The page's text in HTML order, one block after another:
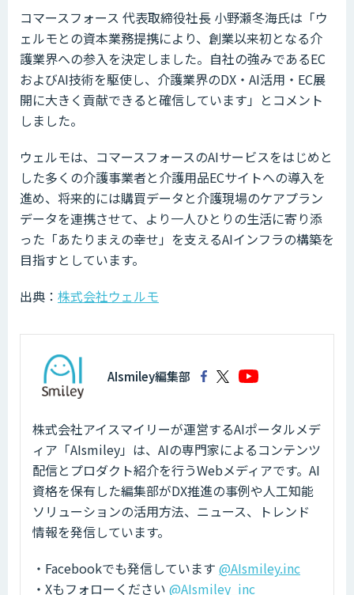
コマースフォース 代表取締役社長 小野瀬冬海氏は「ウ
ェルモとの資本業務提携により、創業以来初となる介
護業界への参入を決定しました。自社の強みであるEC
およびAI技術を駆使し、介護業界のDX・AI活用・EC展
開に大きく貢献できると確信しています」とコメント
しました。
ウェルモは、コマースフォースのAIサービスをはじめと
した多くの介護事業者と介護用品ECサイトへの導入を
進め、将来的には購買データと介護現場のケアプラン
データを連携させて、より一人ひとりの生活に寄り添
った「あたりまえの幸せ」を支えるAIインフラの構築を
目指すとしています。
出典： 株式会社ウェルモ
AIsmiley編集部
株式会社アイスマイリーが運営するAIポータルメデ
ィア「AIsmiley」は、AIの専門家によるコンテンツ
配信とプロダクト紹介を行うWebメディアです。AI
資格を保有した編集部がDX推進の事例や人工知能
ソリューションの活用方法、ニュース、トレンド
情報を発信しています。
・Facebookでも発信しています @AIsmiley.inc
・Xもフォローください @AIsmiley_inc